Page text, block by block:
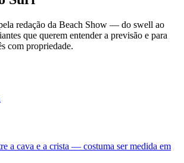
redação da Beach Show — do swell ao
que querem entender a previsão e para
com propriedade.
a cava e a crista — costuma ser medida em